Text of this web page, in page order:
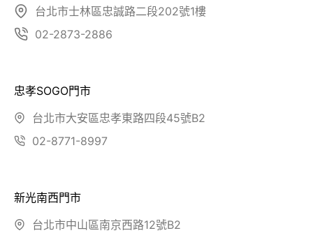
台北市士林區忠誠路二段202號1樓
02-2873-2886
忠孝SOGO門市
台北市大安區忠孝東路四段45號B2
02-8771-8997
新光南西門市
台北市中山區南京西路12號B2